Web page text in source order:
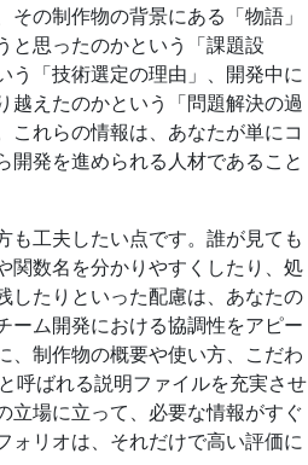
の制作物の背景にある「物語」
と思ったのかという「課題設
う「技術選定の理由」、開発中に
越えたのかという「問題解決の過
これらの情報は、あなたが単にコ
開発を進められる人材であること
も工夫したい点です。誰が見ても
関数名を分かりやすくしたり、処
したりといった配慮は、あなたの
ーム開発における協調性をアピー
、制作物の概要や使い方、こだわ
呼ばれる説明ファイルを充実させ
立場に立って、必要な情報がすぐ
ォリオは、それだけで高い評価に